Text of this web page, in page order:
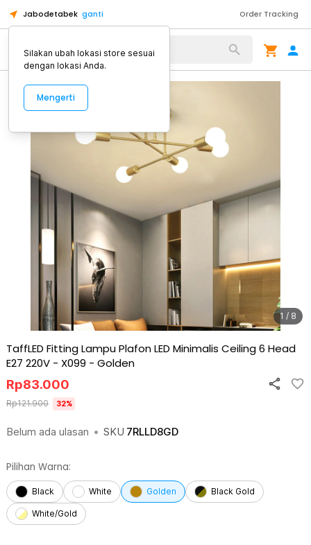
Jabodetabek ganti Order Tracking
Alat Kopi
1 / 8
TaffLED Fitting Lampu Plafon LED Minimalis Ceiling 6 Head
E27 220V - X099 - Golden
Belum ada ulasan • SKU 7RLLD8GD
Rp83.000
Rp121.900 32%
Pilihan Warna:
Black White Golden Black Gold
White/Gold
Silakan ubah lokasi store sesuai
dengan lokasi Anda.
Mengerti